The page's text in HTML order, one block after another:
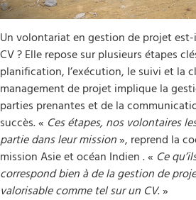
Un volontariat en gestion de projet
CV ? Elle repose sur plusieurs étapes
planification, l’exécution, le suivi et la
management de projet implique la
parties prenantes et de la
succès. « Ces étapes, nos volontaires
partie dans leur mission», reprend la
mission Asie et océan Indien . « Ce
correspond bien à de la gestion de
valorisable comme tel sur un CV. »